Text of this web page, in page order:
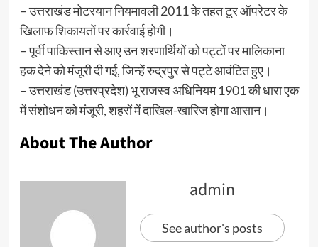
– उत्तराखंड मोटरयान नियमावली 2011 के तहत टूर ऑपरेटर के
खिलाफ शिकायतों पर कार्रवाई होगी।
– पूर्वी पाकिस्तान से आए उन शरणार्थियों को पट्टों पर मालिकाना
हक देने को मंजूरी दी गई, जिन्हें रुद्रपुर से पट्टे आवंटित हुए।
– उत्तराखंड (उत्तरप्रदेश) भू राजस्व अधिनियम 1901 की धारा एक
में संशोधन को मंजूरी, शहरों में दाखिल-खारिज होगा आसान।
About The Author
admin
See author's posts